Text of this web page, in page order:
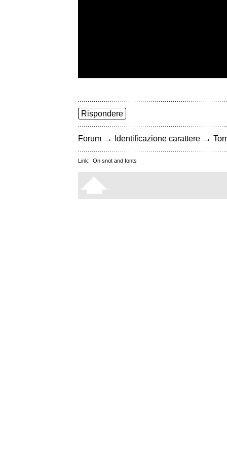
Rispondere
Forum → Identificazione carattere →
Link: On snot and fonts